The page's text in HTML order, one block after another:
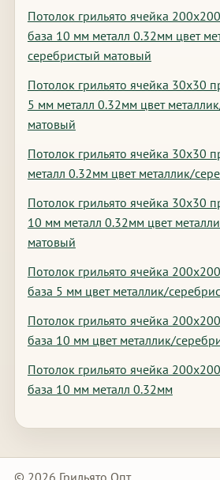
Потолок грильято ячейка
база 10 мм металл 0.32мм цвет
серебристый матовый
Потолок грильято ячейка 30х30
5 мм металл 0.32мм цвет
матовый
Потолок грильято ячейка 30х30
металл 0.32мм цвет металлик/
Потолок грильято ячейка 30х30
10 мм металл 0.32мм цвет
матовый
Потолок грильято ячейка
база 5 мм цвет металлик/
Потолок грильято ячейка
база 10 мм цвет металлик/
Потолок грильято ячейка
база 10 мм металл 0.32мм
© 2026 Грильято Опт